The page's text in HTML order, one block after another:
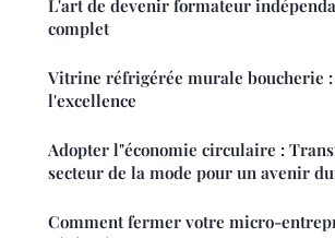
L'art de devenir formateur
complet
Vitrine réfrigérée murale boucherie :
l'excellence
Adopter l"économie circulaire :
secteur de la mode pour un avenir
Comment fermer votre micro-